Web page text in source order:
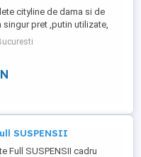
cityline de dama si de
singur pret ,putin utilizate,
cu piese Shimano, 18
in V.
SUSPENSII
Full SUSPENSII cadru